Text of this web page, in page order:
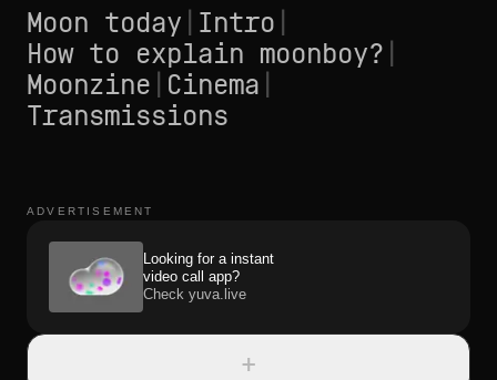
Moon today Intro
How to explain moonboy?
Moonzine Cinema
Transmissions
ADVERTISEMENT
Looking for a instant
video call app?
Check yuva.live
+